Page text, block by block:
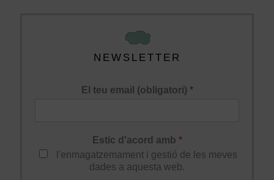
NEWSLETTER
El teu email (obligatori) *
Estic d'acord amb *
l'enmagatzemament i gestió de les meves
dades a aquesta web.